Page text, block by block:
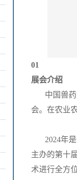
01
展会介绍
中国兽
会。在农业
2024年
主办的第十
术进行全方